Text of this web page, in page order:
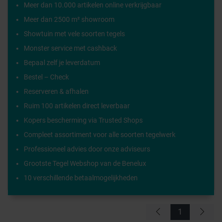
Meer dan 10.000 artikelen online verkrijgbaar
Meer dan 2500 m² showroom
Showtuin met vele soorten tegels
Monster service met cashback
Bepaal zelf je leverdatum
Bestel – Check
Reserveren & afhalen
Ruim 100 artikelen direct leverbaar
Kopers bescherming via Trusted Shops
Compleet assortiment voor alle soorten tegelwerk
Professioneel advies door onze adviseurs
Grootste Tegel Webshop van de Benelux
10 verschillende betaalmogelijkheden
1